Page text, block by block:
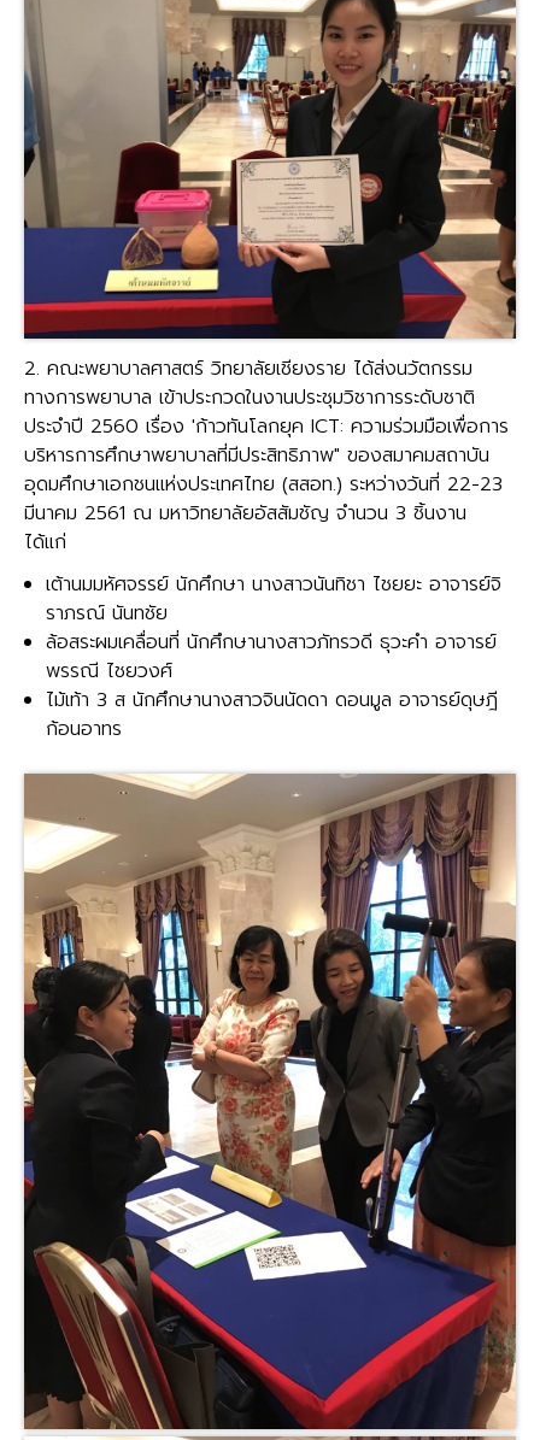
2. คณะพยาบาลศาสตร์ วิทยาลัยเชียงราย ได้ส่งนวัตกรรม
ทางการพยาบาล เข้าประกวดในงานประชุมวิชาการระดับชาติ
ประจำปี 2560 เรื่อง 'ก้าวทันโลกยุค ICT: ความร่วมมือเพื่อการ
บริหารการศึกษาพยาบาลที่มีประสิทธิภาพ" ของสมาคมสถาบัน
อุดมศึกษาเอกชนแห่งประเทศไทย (สสอท.) ระหว่างวันที่ 22-23
มีนาคม 2561 ณ มหาวิทยาลัยอัสสัมชัญ จำนวน 3 ชิ้นงาน
ได้แก่
เต้านมมหัศจรรย์ นักศึกษา นางสาวนันทิชา ไชยยะ อาจารย์จิ
ราภรณ์ นันทชัย
ล้อสระผมเคลื่อนที่ นักศึกษานางสาวภัทรวดี ธุวะคำ อาจารย์
พรรณี ไชยวงศ์
ไม้เท้า 3 ส นักศึกษานางสาวจินนัดดา ดอนมูล อาจารย์ดุษฎี
ก้อนอาทร